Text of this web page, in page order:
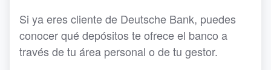
Si ya eres cliente de Deutsche Bank, puedes
conocer qué depósitos te ofrece el banco a
través de tu área personal o de tu gestor.